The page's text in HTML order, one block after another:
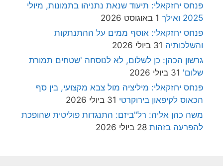
פנחס יחזקאלי: תיעוד שנאת נתניהו בתמונות, מיולי
2025 ואילך
1 באוגוסט 2026
פנחס יחזקאלי: אוסף ממים על ההתנתקות
והשלכותיה 31 ביולי 2026
גרשון הכהן: כן לשלום, לא לנוסחה 'שטחים תמורת
שלום' 31 ביולי 2026
פנחס יחזקאלי: מיליציה מול צבא מקצועי, בין סף
הכאוס לקיפאון בירוקרטי 31 ביולי 2026
משה כהן אליה: רל"ביזם: התנגדות פוליטית שהופכת
להפרעה בזהות 28 ביולי 2026